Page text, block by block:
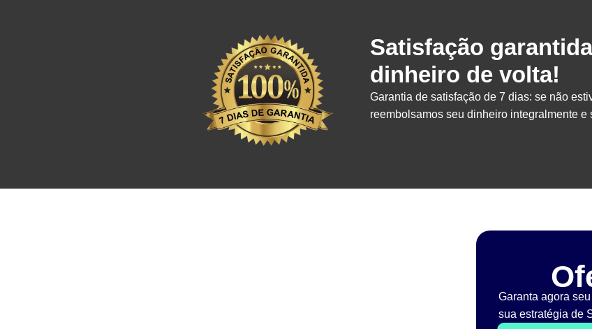
Satisfação
dinheiro de volta!
Garantia de satisfação de 7 dias: se não
reembolsamos seu dinheiro integralmente e
Garanta agora
sua estratégia de